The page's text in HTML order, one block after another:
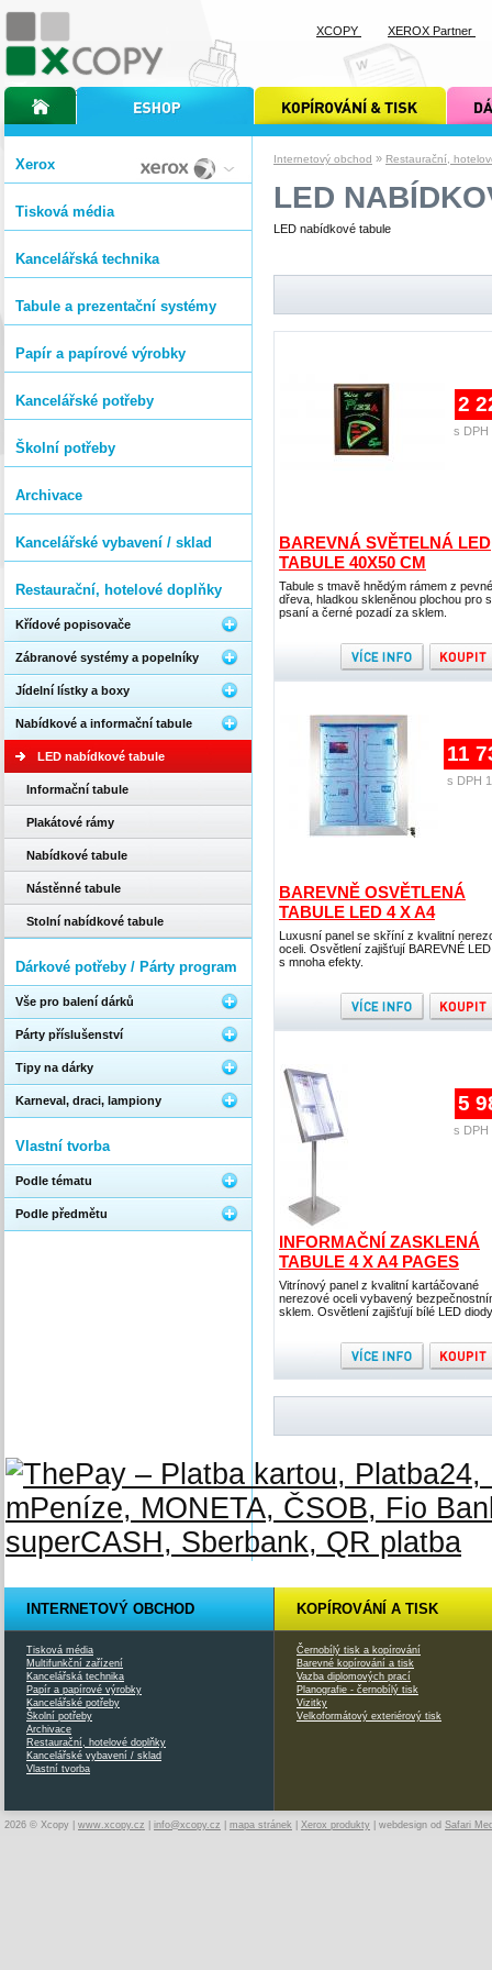
Internetový obchod » Restaurační,
LED
LED nabídkové tabule
BAREVNÁ SVĚTELNÁ LED
TABULE 40X50 CM
Tabule s tmavě hnědým rámem z
dřeva, hladkou skleněnou plochou pro
psaní a černé pozadí za sklem.
2
s DPH
BAREVNĚ OSVĚTLENÁ
TABULE LED 4 X A4
Luxusní panel se skříní z kvalitní
oceli. Osvětlení zajišťují BAREVNÉ
s mnoha efekty.
11
s DPH
INFORMAČNÍ ZASKLENÁ
TABULE 4 X A4 PAGES
Vitrínový panel z kvalitní kartáčované
nerezové oceli vybavený
sklem. Osvětlení zajišťují bílé LED
5
s DPH
Xerox
Tisková média
Kancelářská technika
Tabule a prezentační systémy
Papír a papírové výrobky
Kancelářské potřeby
Školní potřeby
Archivace
Kancelářské vybavení / sklad
Restaurační, hotelové doplňky
Křídové popisovače
Zábranové systémy a popelníky
Jídelní lístky a boxy
Nabídkové a informační tabule
LED nabídkové tabule
Informační tabule
Plakátové rámy
Nabídkové tabule
Nástěnné tabule
Stolní nabídkové tabule
Dárkové potřeby / Párty program
Vše pro balení dárků
Párty příslušenství
Tipy na dárky
Karneval, draci, lampiony
Vlastní tvorba
Podle tématu
Podle předmětu
INTERNETOVÝ OBCHOD
Tisková média
Multifunkční zařízení
Kancelářská technika
Papír a papírové výrobky
Kancelářské potřeby
Školní potřeby
Archivace
Restaurační, hotelové doplňky
Kancelářské vybavení / sklad
Vlastní tvorba
KOPÍROVÁNÍ A TISK
Černobílý tisk a kopírování
Barevné kopírování a tisk
Vazba diplomových prací
Planografie - černobílý tisk
Vizitky
Velkoformátový exteriérový tisk
2026 © Xcopy | www.xcopy.cz info@xcopy.cz mapa stránek Xerox produkty | webdesign od Safari
úvodní stránka xcopyinternetový obchod xcopy kopírování a tisk xcopy dárkové
XCOPY XEROX Partner